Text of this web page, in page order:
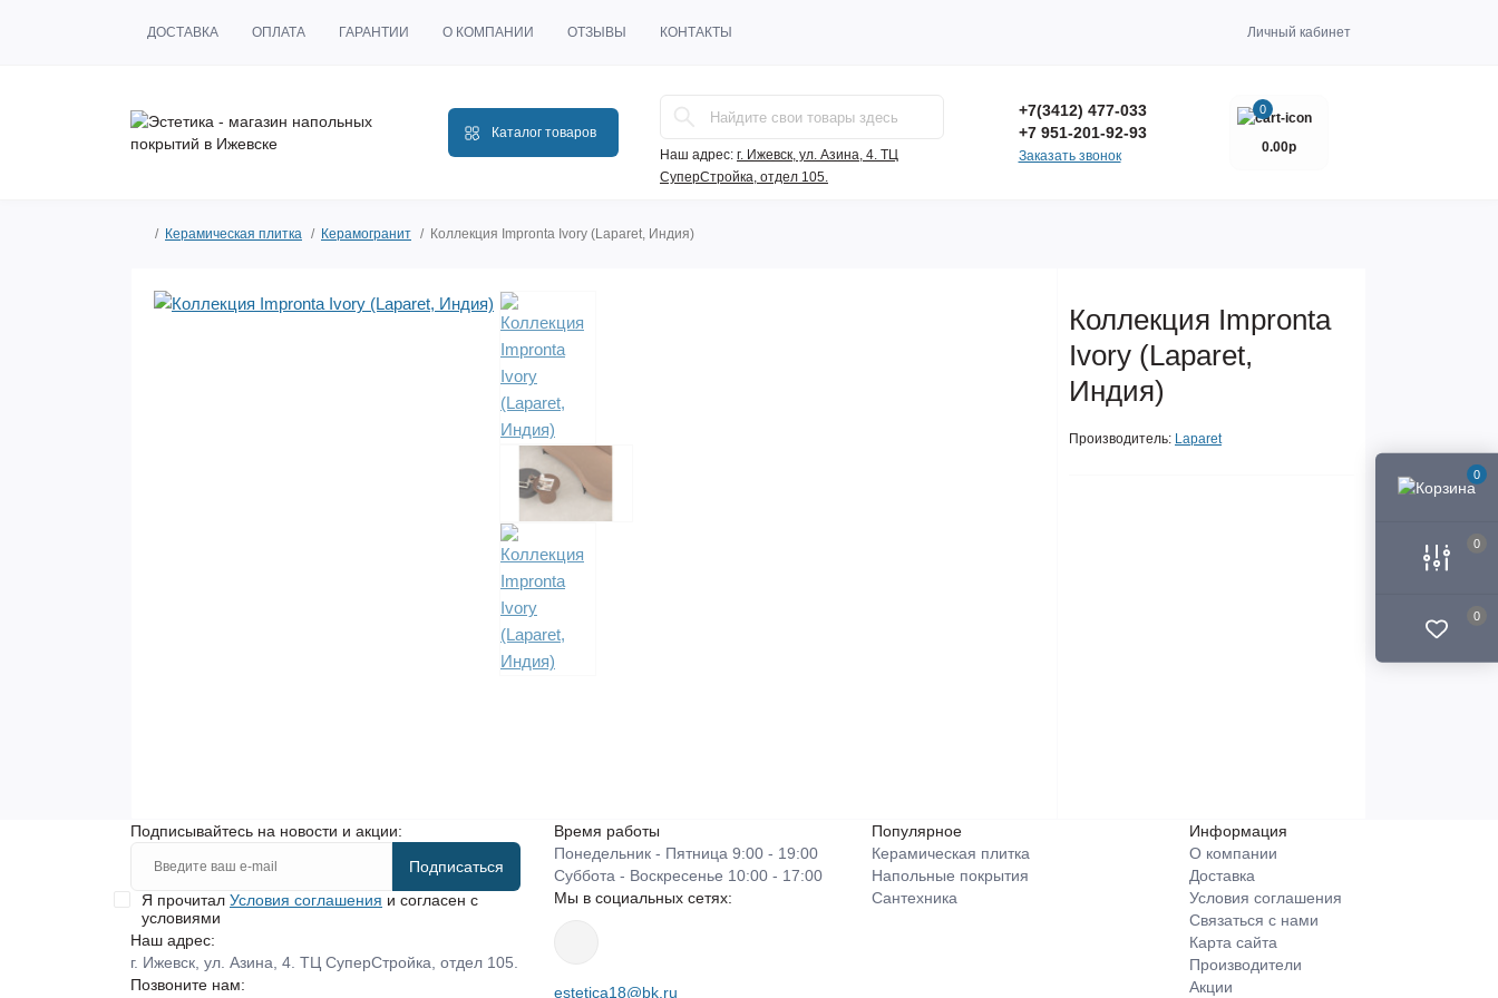
0
0
0
ДОСТАВКА ОПЛАТА ГАРАНТИИ О КОМПАНИИ ОТЗЫВЫ КОНТАКТЫ Личный кабинет
Каталог товаров
Наш адрес: г. Ижевск, ул. Азина, 4. ТЦ
СуперСтройка, отдел 105.
+7(3412) 477-033
+7 951-201-92-93
Заказать звонок
0
0.00р
Керамическая плитка Керамогранит Коллекция Impronta Ivory (Laparet, Индия)
Коллекция Impronta
Ivory (Laparet,
Индия)
Производитель: Laparet
Подписывайтесь на новости и акции:
Подписаться
Я прочитал Условия соглашения и согласен с
условиями
Наш адрес:
г. Ижевск, ул. Азина, 4. ТЦ СуперСтройка, отдел 105.
Позвоните нам:
Время работы
Понедельник - Пятница 9:00 - 19:00
Суббота - Воскресенье 10:00 - 17:00
Мы в социальных сетях:
estetica18@bk.ru
Популярное
Керамическая плитка
Напольные покрытия
Сантехника
Информация
О компании
Доставка
Условия соглашения
Связаться с нами
Карта сайта
Производители
Акции